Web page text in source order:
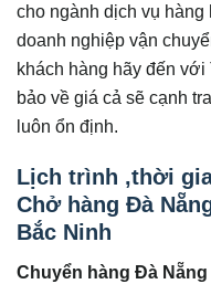
cho ngành dịch vụ
doanh nghiệp vận
khách hàng hãy đến
bảo về giá cả sẽ cạnh
luôn ổn định.
Lịch trình ,thời
Chở hàng Đà
Bắc Ninh
Chuyển hàng Đà Nẵng